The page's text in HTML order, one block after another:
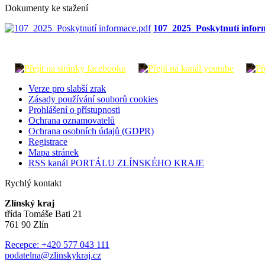
Dokumenty ke stažení
107_2025_Poskytnutí
Verze pro slabší zrak
Zásady používání souborů cookies
Prohlášení o přístupnosti
Ochrana oznamovatelů
Ochrana osobních údajů (GDPR)
Registrace
Mapa stránek
RSS kanál PORTÁLU ZLÍNSKÉHO KRAJE
Rychlý kontakt
Zlínský kraj
třída Tomáše Bati 21
761 90 Zlín
Recepce: +420 577 043 111
podatelna@zlinskykraj.cz